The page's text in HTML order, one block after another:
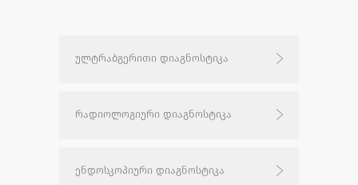
ულტრაბგერითი დიაგნოსტიკა
რადიოლოგიური დიაგნოსტიკა
ენდოსკოპიური დიაგნოსტიკა